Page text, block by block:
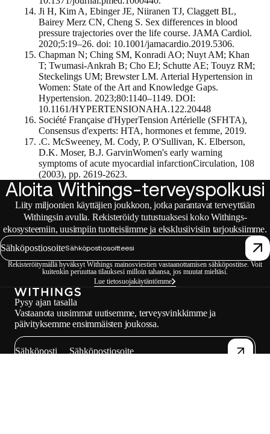
Ji H, Kim A, Ebinger JE, Niiranen TJ, Claggett BL,
Bairey Merz CN, Cheng S. Sex differences in blood
pressure trajectories over the life course. JAMA Cardiol.
2020;5:19–26. doi: 10.1001/jamacardio.2019.5306.
Chapman N; Ching SM, Konradi AO; Nuyt AM; Khan
T; Twumasi-Ankrah B; Cho EJ; Schutte AE; Touyz RM;
Steckelings UM; Brewster LM. Arterial Hypertension in
Women: State of the Art and Knowledge Gaps.
Hypertension. 2023;80:1140–1149. DOI:
10.1161/HYPERTENSIONAHA.122.20448
Société Française d'HyperTension Artérielle (SFHTA),
Consensus d'experts: HTA, hormones et femme, 2019.
.C. McSweeney, M. Cody, P. O'Sullivan, K. Elberson,
D.K. Moser, B.J. GarvinWomen's early warning
symptoms of acute myocardial infarctionCirculation, 108
(2003), pp. 2619-2623.
Aloita Withings-terveyspolkusi
Liity miljoonien käyttäjien joukkoon, jotka parantavat terveyttään
Withingsin avulla. Rekisteröidy tutustuaksesi koko Withings-
ekosysteemiin, uusimpiin tuotteisiimme ja eksklusiivisiin tarjouksiimme.
Sähköpostiosoite
Rekisteröitymällä hyväksyt Withings mainosviestien vastaanottamisen sähköpostitse. Voit
kuitenkin peruuttaa tilauksesi milloin tahansa, jos muutat mieltäsi.
Lue tietosuojakäytäntömme
Pysy ajan tasalla
Vastaanota uusimmat uutisemme, terveysvinkkimme ja
päivityksemme ensimmäisten joukossa.
Sähköposti